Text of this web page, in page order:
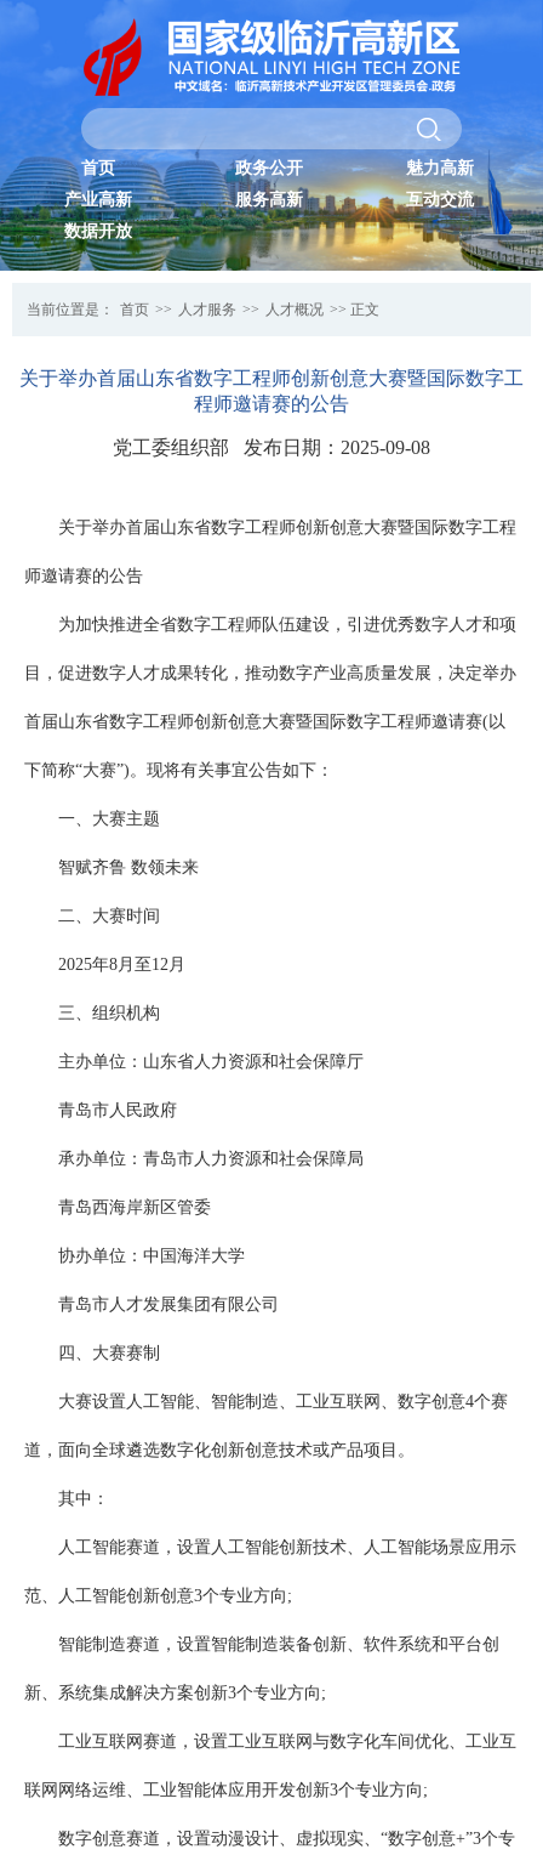
首页 政务公开
魅力高新
产业高新
服务高新
互动交流
数据开放
当前位置是： 首页 >> 人才服务 >> 人才概况 >> 正文
关于举办首届山东省数字工程师创新创意大赛暨国际数字工
程师邀请赛的公告
党工委组织部 发布日期：2025-09-08
关于举办首届山东省数字工程师创新创意大赛暨国际数字工程
师邀请赛的公告
为加快推进全省数字工程师队伍建设，引进优秀数字人才和项
目，促进数字人才成果转化，推动数字产业高质量发展，决定举办
首届山东省数字工程师创新创意大赛暨国际数字工程师邀请赛(以
下简称“大赛”)。现将有关事宜公告如下：
一、大赛主题
智赋齐鲁 数领未来
二、大赛时间
2025年8月至12月
三、组织机构
主办单位：山东省人力资源和社会保障厅
青岛市人民政府
承办单位：青岛市人力资源和社会保障局
青岛西海岸新区管委
协办单位：中国海洋大学
青岛市人才发展集团有限公司
四、大赛赛制
大赛设置人工智能、智能制造、工业互联网、数字创意4个赛
道，面向全球遴选数字化创新创意技术或产品项目。
其中：
人工智能赛道，设置人工智能创新技术、人工智能场景应用示
范、人工智能创新创意3个专业方向;
智能制造赛道，设置智能制造装备创新、软件系统和平台创
新、系统集成解决方案创新3个专业方向;
工业互联网赛道，设置工业互联网与数字化车间优化、工业互
联网网络运维、工业智能体应用开发创新3个专业方向;
数字创意赛道，设置动漫设计、虚拟现实、“数字创意+”3个专